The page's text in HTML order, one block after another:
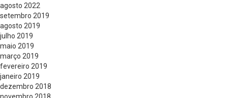
agosto 2022
setembro 2019
agosto 2019
julho 2019
maio 2019
março 2019
fevereiro 2019
janeiro 2019
dezembro 2018